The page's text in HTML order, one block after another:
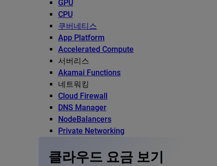
GPU
CPU
쿠버네티스
App Platform
Accelerated Compute
서버리스
Akamai Functions
네트워킹
Cloud Firewall
DNS Manager
NodeBalancers
Private Networking
클라우드 요금 보기